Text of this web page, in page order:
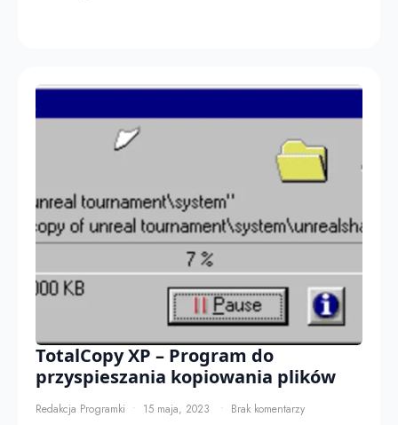
TotalCopy XP – Program do
przyspieszania kopiowania plików
Redakcja Programki 15 maja, 2023 Brak komentarzy